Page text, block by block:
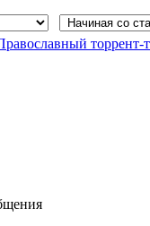
торрент-